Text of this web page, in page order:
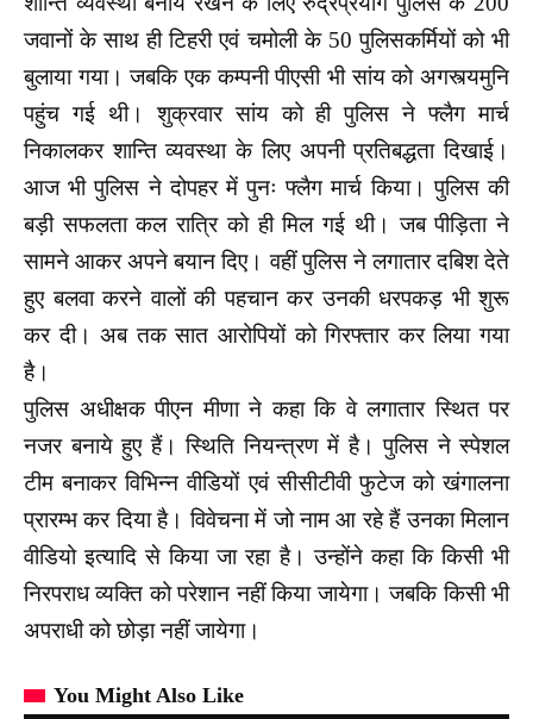
जवानों के साथ ही टिहरी एवं चमोली के 50 पुलिसकर्मियों को भी
बुलाया गया। जबकि एक कम्पनी पीएसी भी सांय को अगस्त्यमुनि
पहुंच गई थी। शुक्रवार सांय को ही पुलिस ने फ्लैग मार्च
निकालकर शान्ति व्यवस्था के लिए अपनी प्रतिबद्धता दिखाई।
आज भी पुलिस ने दोपहर में पुनः फ्लैग मार्च किया। पुलिस की
बड़ी सफलता कल रात्रि को ही मिल गई थी। जब पीड़िता ने
सामने आकर अपने बयान दिए। वहीं पुलिस ने लगातार दबिश देते
हुए बलवा करने वालों की पहचान कर उनकी धरपकड़ भी शुरू
कर दी। अब तक सात आरोपियों को गिरफ्तार कर लिया गया
है।
पुलिस अधीक्षक पीएन मीणा ने कहा कि वे लगातार स्थित पर
नजर बनाये हुए हैं। स्थिति नियन्त्रण में है। पुलिस ने स्पेशल
टीम बनाकर विभिन्न वीडियों एवं सीसीटीवी फुटेज को खंगालना
प्रारम्भ कर दिया है। विवेचना में जो नाम आ रहे हैं उनका मिलान
वीडियो इत्यादि से किया जा रहा है। उन्होंने कहा कि किसी भी
निरपराध व्यक्ति को परेशान नहीं किया जायेगा। जबकि किसी भी
अपराधी को छोड़ा नहीं जायेगा।
You Might Also Like